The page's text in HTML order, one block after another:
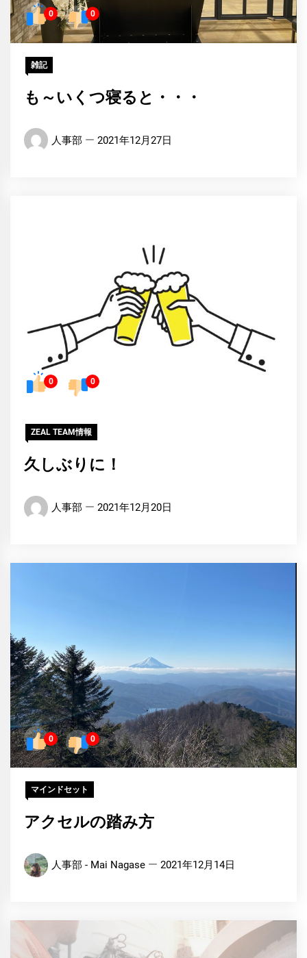
0 0
雑記
も～いくつ寝ると・・・
人事部 2021年12月27日
0 0
ZEAL TEAM情報
久しぶりに！
人事部 2021年12月20日
0 0
マインドセット
アクセルの踏み方
人事部 - Mai Nagase 2021年12月14日